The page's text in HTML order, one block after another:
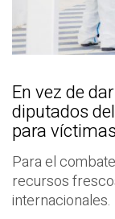
En vez de
diputados
para
Para el
recursos
internacionales.